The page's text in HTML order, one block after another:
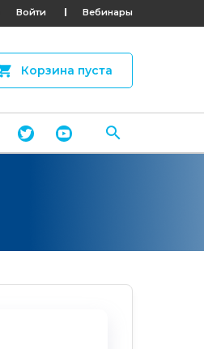
Войти Вебинары
Корзина пуста